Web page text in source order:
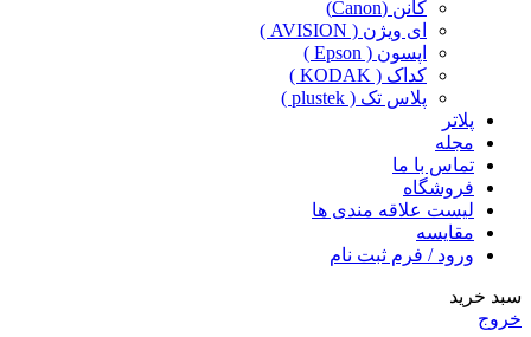
کانن (Canon)
ای ویژن ( AVISION )
اپسون ( Epson )
کداک ( KODAK )
پلاس تک ( plustek )
پلاتر
مجله
تماس با ما
فروشگاه
لیست علاقه مندی ها
مقایسه
ورود / فرم ثبت نام
سبد خرید
خروج